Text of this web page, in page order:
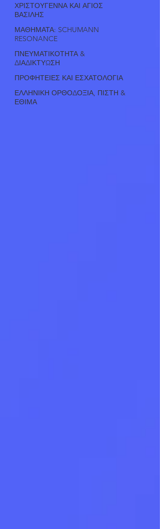
ΧΡΙΣΤΟΥΓΕΝΝΑ ΚΑΙ ΑΓΙΟΣ
ΒΑΣΙΛΗΣ
ΜΑΘΗΜΑΤΑ: SCHUMANN
RESONANCE
ΠΝΕΥΜΑΤΙΚΟΤΗΤΑ &
ΔΙΑΔΙΚΤΥΩΣΗ
ΠΡΟΦΗΤΕΙΕΣ ΚΑΙ ΕΣΧΑΤΟΛΟΓΙΑ
ΕΛΛΗΝΙΚΗ ΟΡΘΟΔΟΞΙΑ, ΠΙΣΤΗ &
ΕΘΙΜΑ